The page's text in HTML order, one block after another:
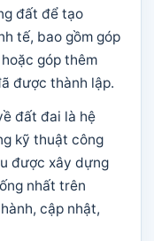
đất để tạo
tế, bao gồm góp
góp thêm
được thành lập.
đất đai là hệ
kỹ thuật công
được xây dựng
nhất trên
cập nhật,